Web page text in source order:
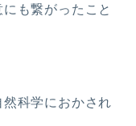
も繋がったこと
科学におかされ